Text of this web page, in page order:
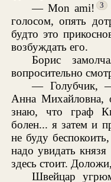
— Mon ami!
3
голосом, опять
будто это
возбуждать его.
Борис
вопросительно
— Голубчик, —
Анна
знаю, что граф
болен... я затем и
не буду
надо увидать
здесь стоит.
Швейцар